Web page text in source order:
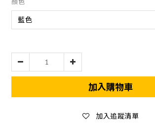
顏色
加入購物車
加入追蹤清單